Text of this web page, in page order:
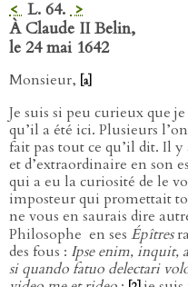
< L. 64. >
À Claude II Belin,
le 24 mai 1642
Monsieur, [a]
Je suis si peu curieux que
qu’il a été ici. Plusieurs
fait pas tout ce qu’il dit. Il y
et d’extraordinaire en son
qui a eu la curiosité de le
imposteur qui promettait
ne vous en saurais dire
Philosophe en ses Épîtres
des fous : Ipse enim, inquit,
si quando fatuo delectari